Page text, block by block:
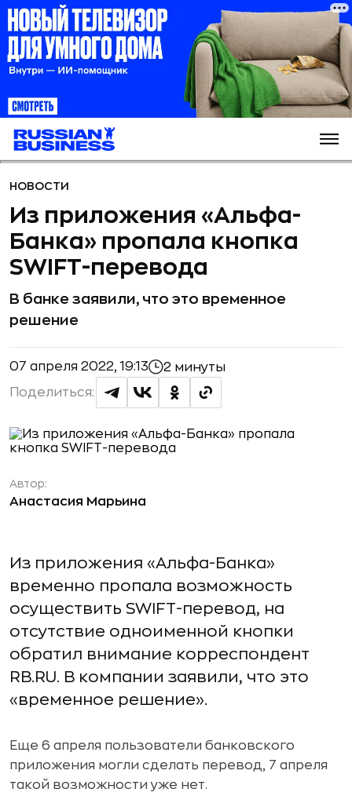
НОВОСТИ
Из приложения «Альфа-
Банка» пропала кнопка
SWIFT-перевода
В банке заявили, что это временное
решение
07 апреля 2022, 19:13 2 минуты
Поделиться:
Автор:
Анастасия Марьина
Из приложения «Альфа-Банка»
временно пропала возможность
осуществить SWIFT-перевод, на
отсутствие одноименной кнопки
обратил внимание корреспондент
RB.RU. В компании заявили, что это
«временное решение».
Еще 6 апреля пользователи банковского
приложения могли сделать перевод, 7 апреля
такой возможности уже нет.